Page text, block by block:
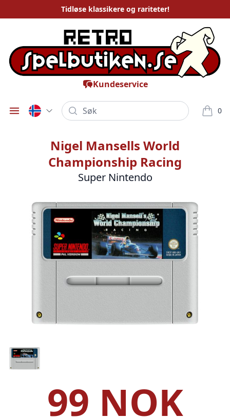
Tidløseklassikere og rariteter!
Kundeservice
Öppna meny
Søk 0
varor i
Nigel Mansells World
Championship Racing
Super Nintendo
99 NOK